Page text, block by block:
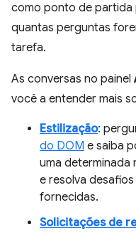
como ponto de partida
quantas perguntas
tarefa.
As conversas no painel
você a entender mais
Estilização:
do DOM e saiba
uma determinada
e resolva
fornecidas.
Solicitações de